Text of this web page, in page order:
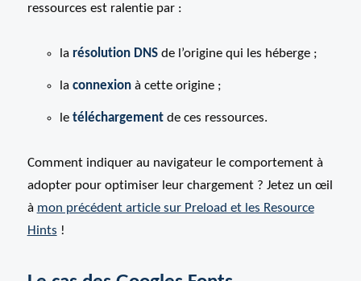
ressources est ralentie par :
la résolution DNSde l’origine qui les héberge ;
la connexionà cette origine ;
le téléchargementde ces ressources.
Comment indiquer au navigateur le comportement à
adopter pour optimiser leur chargement ? Jetez un œil
à mon précédent article sur Preload et les Resource
Hints !